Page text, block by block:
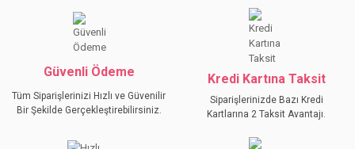
Bu ürüne benzer farklı alternatifler olmalı.
Güvenli Ödeme
Tüm Siparişlerinizi Hızlı ve Güvenilir
Bir Şekilde Gerçekleştirebilirsiniz.
Kredi Kartına Taksit
Siparişlerinizde Bazı Kredi
Kartlarına 2 Taksit Avantajı.